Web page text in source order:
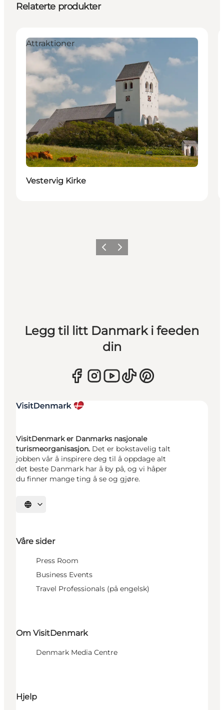
Relaterte produkter
Attraktioner
Vestervig Kirke
ForrigeNeste
Legg til litt Danmark i feeden
din
VisitDenmark er Danmarks nasjonale
turismeorganisasjon. Det er bokstavelig talt
jobben vår å inspirere deg til å oppdage alt
det beste Danmark har å by på, og vi håper
du finner mange ting å se og gjøre.
Velg språk
Våre sider
Press Room
Business Events
Travel Professionals (på engelsk)
Om VisitDenmark
Denmark Media Centre
Hjelp